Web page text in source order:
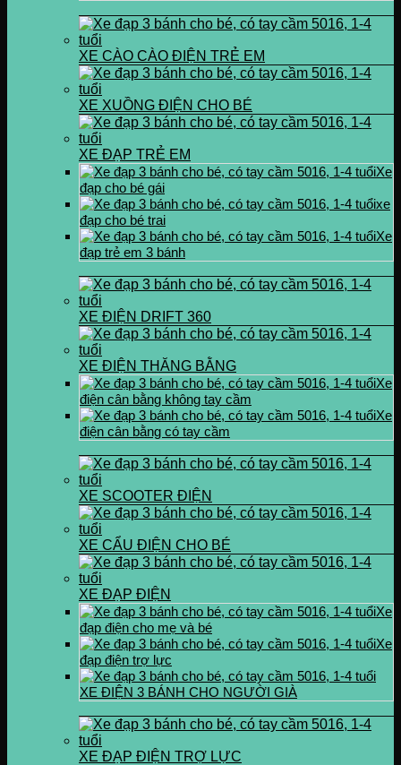
XE CÀO CÀO ĐIỆN TRẺ EM
XE XUỒNG ĐIỆN CHO BÉ
XE ĐẠP TRẺ EM
Xe
đạp cho bé gái
xe
đạp cho bé trai
Xe
đạp trẻ em 3 bánh
XE ĐIỆN DRIFT 360
XE ĐIỆN THĂNG BẰNG
Xe
điện cân bằng không tay cầm
Xe
điện cân bằng có tay cầm
XE SCOOTER ĐIỆN
XE CẨU ĐIỆN CHO BÉ
XE ĐẠP ĐIỆN
Xe
đạp điện cho mẹ và bé
Xe
đạp điện trợ lực
XE ĐIỆN 3 BÁNH CHO NGƯỜI GIÀ
XE ĐẠP ĐIỆN TRỢ LỰC